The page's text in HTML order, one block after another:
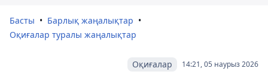
Басты
Барлық жаңалықтар
Оқиғалар туралы жаңалықтар
14:21, 05 наурыз 2026
Оқиғалар